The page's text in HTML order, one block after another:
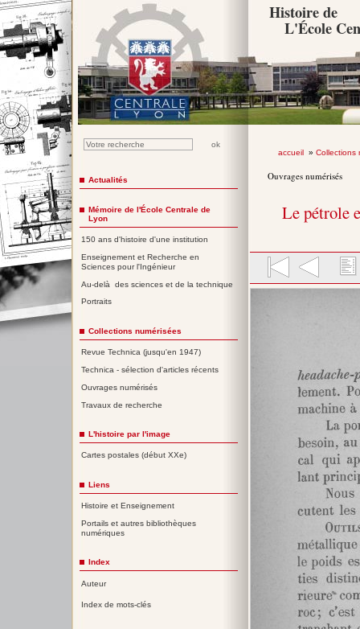
Histoire de
L'École
accueil» Collections
Ouvrages numérisés
Le pétrole
Actualités
Mémoire de l'École Centrale de
Lyon
150 ans d'histoire d'une institution
Enseignement et Recherche en
Sciences pour l'Ingénieur
Au-delà des sciences et de la technique
Portraits
Collections numérisées
Revue Technica (jusqu'en 1947)
Technica - sélection d'articles récents
Ouvrages numérisés
Travaux de recherche
L'histoire par l'image
Cartes postales (début XXe)
Liens
Histoire et Enseignement
Portails et autres bibliothèques
numériques
Index
Auteur
Index de mots-clés